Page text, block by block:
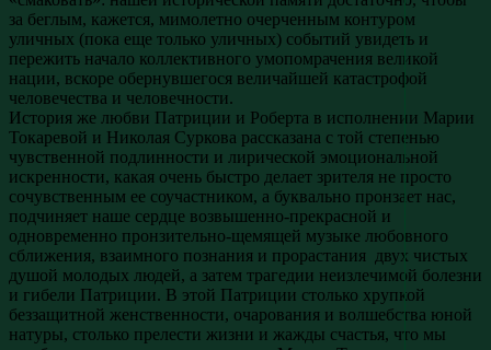
за беглым, кажется, мимолетно очерченным контуром
уличных (пока еще только уличных) событий увидеть и
пережить начало коллективного умопомрачения великой
нации, вскоре обернувшегося величайшей катастрофой
человечества и человечности.
История же любви Патриции и Роберта в исполнении Марии
Токаревой и Николая Суркова рассказана с той степенью
чувственной подлинности и лирической эмоциональной
искренности, какая очень быстро делает зрителя не просто
сочувственным ее соучастником, а буквально пронзает нас,
подчиняет наше сердце возвышенно-прекрасной и
одновременно пронзительно-щемящей музыке любовного
сближения, взаимного познания и прорастания двух чистых
душой молодых людей, а затем трагедии неизлечимой болезни
и гибели Патриции. В этой Патриции столько хрупкой
беззащитной женственности, очарования и волшебства юной
натуры, столько прелести жизни и жажды счастья, что мы